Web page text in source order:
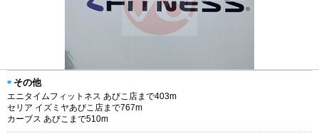
その他
エニタイムフィットネス あびこ店まで403m
セリア イズミヤあびこ店まで767m
カーブス あびこまで510m